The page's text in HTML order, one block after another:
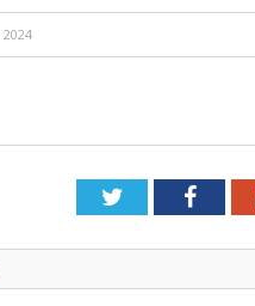
2024
Twitter